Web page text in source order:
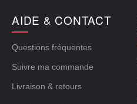
AIDE & CONTACT
Questions fréquentes
Suivre ma commande
Livraison & retours